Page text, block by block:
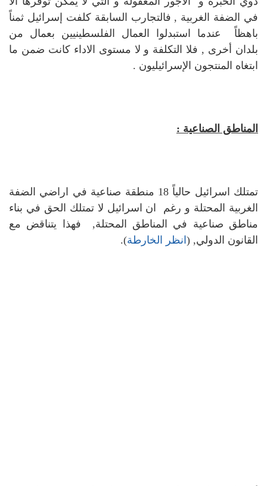
في الضفة الغربية , فالتجارب السابقة كلفت إسرائيل ثمناً
باهظاً عندما استبدلوا العمال الفلسطينيين بعمال من
بلدان أخرى , فلا التكلفة و لا مستوى الاداء كانت ضمن ما
ابتغاه المنتجون الإسرائيليون .
المناطق الصناعية :
تمتلك اسرائيل حالياً 18 منطقة صناعية في اراضي الضفة
الغربية المحتلة و رغم ان اسرائيل لا تمتلك الحق في بناء
مناطق صناعية في المناطق المحتلة, فهذا يتناقض مع
القانون الدولي, ( انظر الخارطة).